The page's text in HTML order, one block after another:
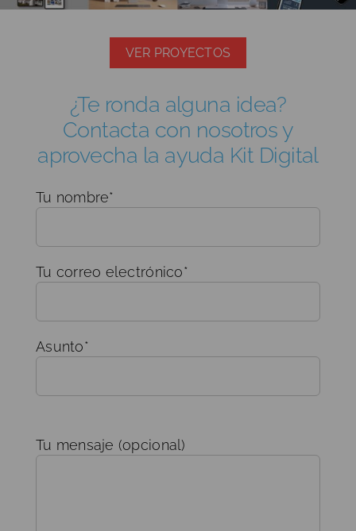
VER PROYECTOS
¿Te ronda alguna idea?
Contacta con nosotros y
aprovecha la ayuda Kit Digital
Tu nombre*
Tu correo electrónico*
Asunto*
Tu mensaje (opcional)